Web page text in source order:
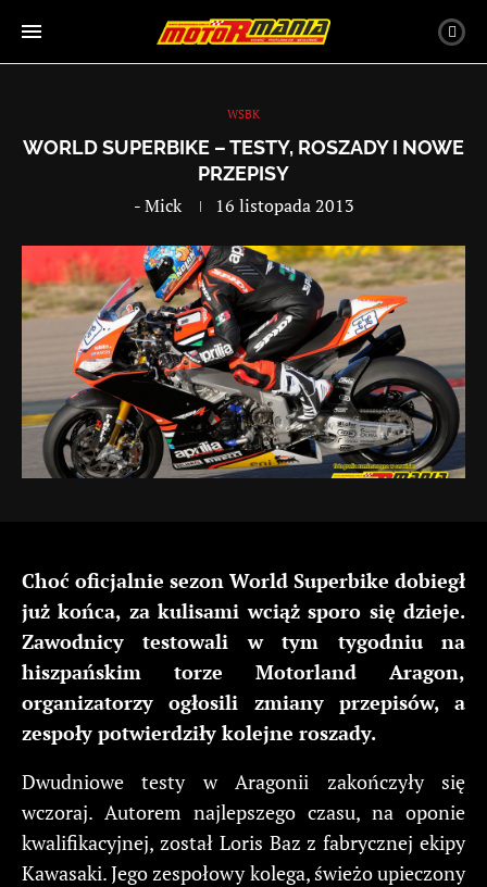
WSBK
WORLD SUPERBIKE – TESTY, ROSZADY I NOWE
PRZEPISY
-Mick 16 listopada 2013
Choć oficjalnie sezon World Superbike dobiegł
już końca, za kulisami wciąż sporo się dzieje.
Zawodnicy testowali w tym tygodniu na
hiszpańskim torze Motorland Aragon,
organizatorzy ogłosili zmiany przepisów, a
zespoły potwierdziły kolejne roszady.
Dwudniowe testy w Aragonii zakończyły się
wczoraj. Autorem najlepszego czasu, na oponie
kwalifikacyjnej, został Loris Baz z fabrycznej ekipy
Kawasaki. Jego zespołowy kolega, świeżo upieczony